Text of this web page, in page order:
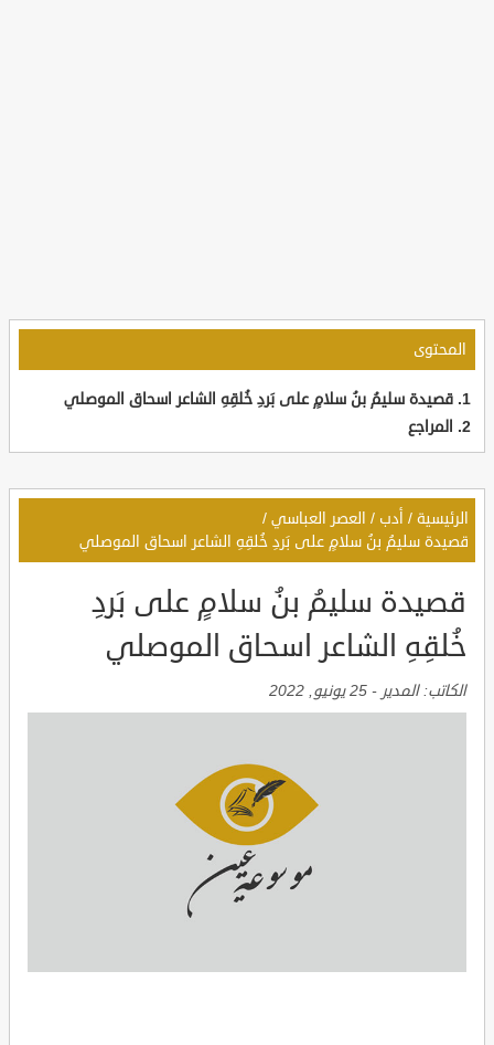
المحتوى
قصيدة سليمُ بنُ سلامٍ على بَردِ خُلقِهِ الشاعر اسحاق الموصلي
المراجع
الرئيسية / أدب / العصر العباسي /
قصيدة سليمُ بنُ سلامٍ على بَردِ خُلقِهِ الشاعر اسحاق الموصلي
قصيدة سليمُ بنُ سلامٍ على بَردِ
خُلقِهِ الشاعر اسحاق الموصلي
الكاتب:المدير - 25 يونيو, 2022